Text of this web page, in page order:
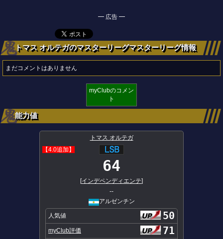
━ 広告 ━
トマス オルテガのマスターリーグマスターリーグ情報
まだコメントはありません
myClubのコメン
ト
能力値
トマス オルテガ
【4.0追加】
64
[インデペンディエンテ]
--
アルゼンチン
人気値 50
myClub評価 71